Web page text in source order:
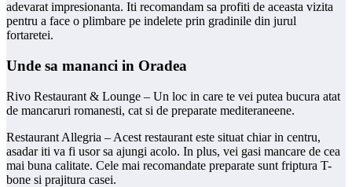
adevarat impresionanta. Iti recomandam sa profiti de aceasta vizita
pentru a face o plimbare pe indelete prin gradinile din jurul
fortaretei.
Unde sa mananci in Oradea
Rivo Restaurant & Lounge – Un loc in care te vei putea bucura atat
de mancaruri romanesti, cat si de preparate mediteraneene.
Restaurant Allegria – Acest restaurant este situat chiar in centru,
asadar iti va fi usor sa ajungi acolo. In plus, vei gasi mancare de cea
mai buna calitate. Cele mai recomandate preparate sunt friptura T-
bone si prajitura casei.